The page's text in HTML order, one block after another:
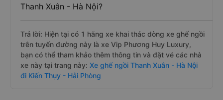
Thanh Xuân - Hà Nội?
Trả lời: Hiện tại có 1 hãng xe khai thác dòng xe ghế ngồi
trên tuyến đường này là xe Vip Phương Huy Luxury,
bạn có thể tham khảo thêm thông tin và đặt vé các nhà
xe này tại trang này: Xe ghế ngồi Thanh Xuân - Hà Nội
đi Kiến Thụy - Hải Phòng